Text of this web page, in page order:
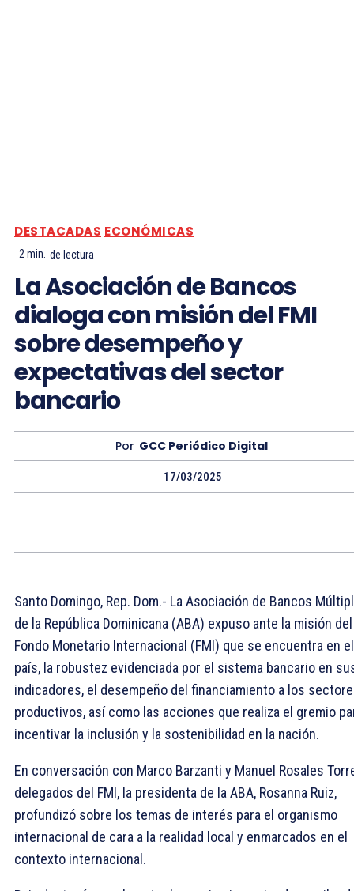
DESTACADAS ECONÓMICAS
2min. de lectura
La Asociación de Bancos
dialoga con misión del FMI
sobre desempeño y
expectativas del sector
bancario
Por GCC Periódico Digital
17/03/2025
Santo Domingo, Rep. Dom.- La Asociación de Bancos
de la República Dominicana (ABA) expuso ante la misión del
Fondo Monetario Internacional (FMI) que se encuentra en el
país, la robustez evidenciada por el sistema bancario en
indicadores, el desempeño del financiamiento a los
productivos, así como las acciones que realiza el gremio
incentivar la inclusión y la sostenibilidad en la nación.
En conversación con Marco Barzanti y Manuel Rosales
delegados del FMI, la presidenta de la ABA, Rosanna Ruiz,
profundizó sobre los temas de interés para el organismo
internacional de cara a la realidad local y enmarcados en el
contexto internacional.